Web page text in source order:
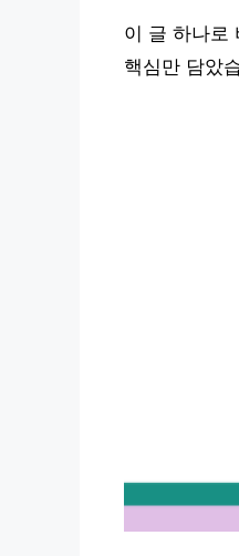
이 글 하나로
핵심만 담았